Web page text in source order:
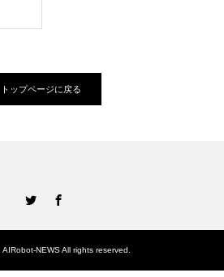
トップページに戻る
AIRobot-NEWSAll rights reserved.